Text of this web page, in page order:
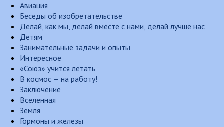
Авиация
Беседы об изобретательстве
Делай, как мы, делай вместе с нами, делай лучше нас
Детям
Занимательные задачи и опыты
Интересное
«Союз» учится летать
В космос — на работу!
Заключение
Вселенная
Земля
Гормоны и железы